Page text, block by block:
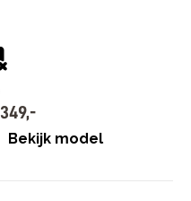
349,-
Bekijk model